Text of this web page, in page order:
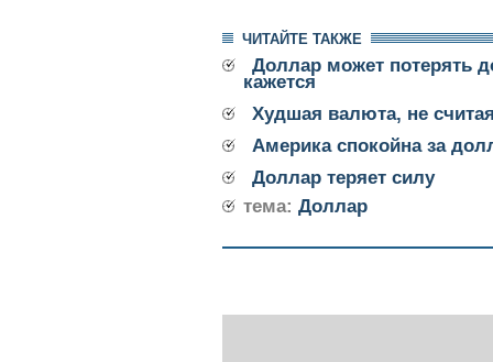
ЧИТАЙТЕ ТАКЖЕ
Доллар может потерять
кажется
Худшая валюта, не
Америка спокойна за
Доллар теряет силу
тема: Доллар